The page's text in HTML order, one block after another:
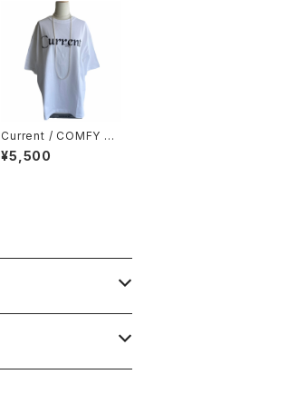
Current / COMFY BI
G TEE
¥5,500